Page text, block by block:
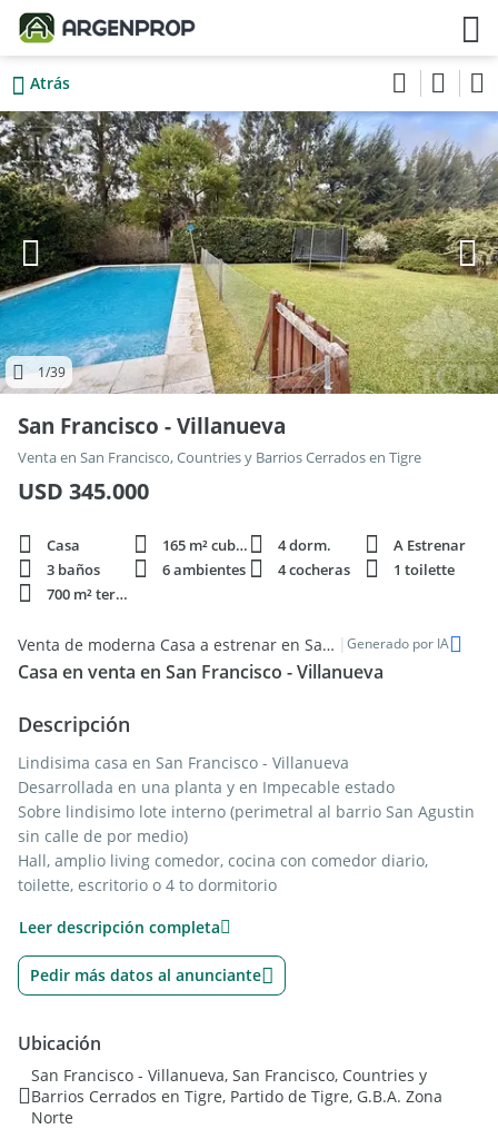
Atrás
1/39
San Francisco - Villanueva
Venta en San Francisco, Countries y Barrios Cerrados en Tigre
USD 345.000
Casa 165 m² cubie. 4 dorm.
A Estrenar
3 baños
6 ambientes 4 cocheras
1 toilette
700 m² terren.
Venta de moderna Casa a estrenar en San Francisco, Tigre | Generado por IA
Casa en venta en San Francisco - Villanueva
Descripción
Lindisima casa en San Francisco - Villanueva
Desarrollada en una planta y en Impecable estado
Sobre lindisimo lote interno (perimetral al barrio San Agustin
sin calle de por medio)
Hall, amplio living comedor, cocina con comedor diario,
toilette, escritorio o 4 to dormitorio
dormitorios que comparten otro
baño completo
lindisima galeria techada con parrilla
riego automatico
AA en todos los ambientes
Leer descripción completa
Pedir más datos al anunciante
Ubicación
San Francisco - Villanueva, San Francisco, Countries y
Barrios Cerrados en Tigre, Partido de Tigre, G.B.A. Zona
Norte